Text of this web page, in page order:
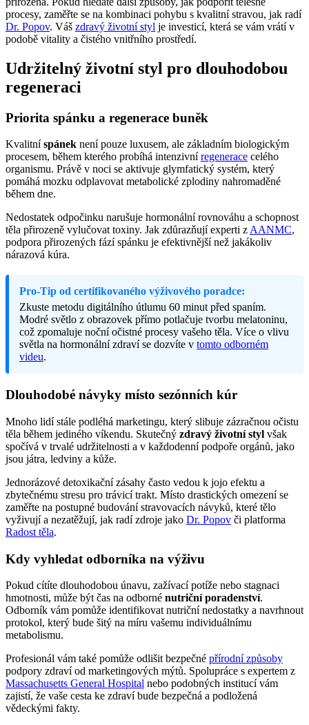
procesy, zaměřte se na kombinaci pohybu s kvalitní stravou, jak radí
Dr. Popov. Váš zdravý životní styl je investicí, která se vám vrátí v
podobě vitality a čistého vnitřního prostředí.
Udržitelný životní styl pro dlouhodobou
regeneraci
Priorita spánku a regenerace buněk
Kvalitníspánek není pouze luxusem, ale základním biologickým
procesem, během kterého probíhá intenzivníregenerace celého
organismu. Právě v noci se aktivuje glymfatický systém, který
pomáhá mozku odplavovat metabolické zplodiny nahromaděné
během dne.
Nedostatek odpočinku narušuje hormonální rovnováhu a schopnost
těla přirozeně vylučovat toxiny. Jak zdůrazňují experti z AANMC,
podpora přirozených fází spánku je efektivnější než jakákoliv
nárazová kúra.
Pro-Tip od certifikovaného výživového poradce:
Zkuste metodu digitálního útlumu 60 minut před spaním.
Modré světlo z obrazovek přímo potlačuje tvorbu melatoninu,
což zpomaluje noční očistné procesy vašeho těla. Více o vlivu
světla na hormonální zdraví se dozvíte v tomto odborném
videu.
Dlouhodobé návyky místo sezónních kúr
Mnoho lidí stále podléhá marketingu, který slibuje zázračnou očistu
těla během jediného víkendu. Skutečný zdravý životní styl však
spočívá v trvalé udržitelnosti a v každodenní podpoře orgánů, jako
jsou játra, ledviny a kůže.
Jednorázové detoxikační zásahy často vedou k jojo efektu a
zbytečnému stresu pro trávicí trakt. Místo drastických omezení se
zaměřte na postupné budování stravovacích návyků, které tělo
vyživují a nezatěžují, jak radí zdroje jako Dr. Popov či platforma
Radost těla.
Kdy vyhledat odborníka na výživu
Pokud cítíte dlouhodobou únavu, zažívací potíže nebo stagnaci
hmotnosti, může být čas na odborné nutriční poradenství.
Odborník vám pomůže identifikovat nutriční nedostatky a navrhnout
protokol, který bude šitý na míru vašemu individuálnímu
metabolismu.
Profesionál vám také pomůže odlišit bezpečné přírodní způsoby
podpory zdraví od marketingových mýtů. Spolupráce s expertem z
Massachusetts General Hospital nebo podobných institucí vám
zajistí, že vaše cesta ke zdraví bude bezpečná a podložená
vědeckými fakty.